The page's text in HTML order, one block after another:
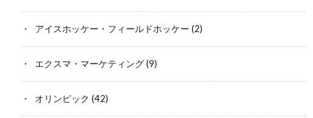
アイスホッケー・フィールドホッケー (2)
エクスマ・マーケティング(9)
オリンピック (42)